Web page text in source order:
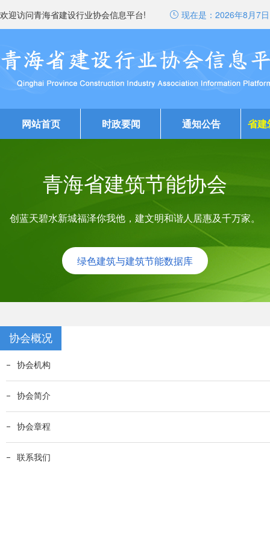
欢迎访问青海省建设行业协会信息平台! 现在是： 2026年8月7
网站首页 时政要闻 通知公告 省建
会员风采
青海省建筑节能协会
创蓝天碧水新城福泽你我他，建文明和谐人居惠及千万家。
绿色建筑与建筑节能数据库
协会概况
协会机构
协会简介
协会章程
联系我们